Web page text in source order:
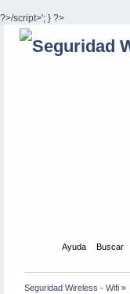
?>/script>'; } ?>
Ayuda Buscar
Seguridad Wireless - Wifi »